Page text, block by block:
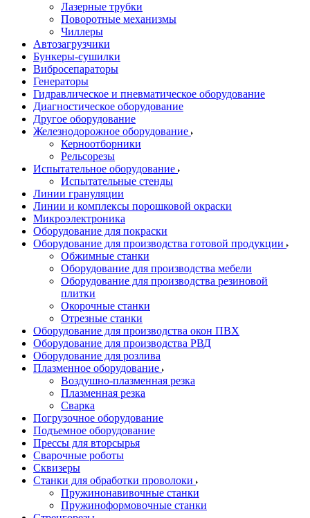
Лазерные трубки
Поворотные механизмы
Чиллеры
Автозагрузчики
Бункеры-сушилки
Вибросепараторы
Генераторы
Гидравлическое и пневматическое оборудование
Диагностическое оборудование
Другое оборудование
Железнодорожное оборудование
Керноотборники
Рельсорезы
Испытательное оборудование
Испытательные стенды
Линии грануляции
Линии и комплексы порошковой окраски
Микроэлектроника
Оборудование для покраски
Оборудование для производства готовой продукции
Обжимные станки
Оборудование для производства мебели
Оборудование для производства резиновой
плитки
Окорочные станки
Отрезные станки
Оборудование для производства окон ПВХ
Оборудование для производства РВД
Оборудование для розлива
Плазменное оборудование
Воздушно-плазменная резка
Плазменная резка
Сварка
Погрузочное оборудование
Подъемное оборудование
Прессы для вторсырья
Сварочные роботы
Сквизеры
Станки для обработки проволоки
Пружинонавивочные станки
Пружиноформовочные станки